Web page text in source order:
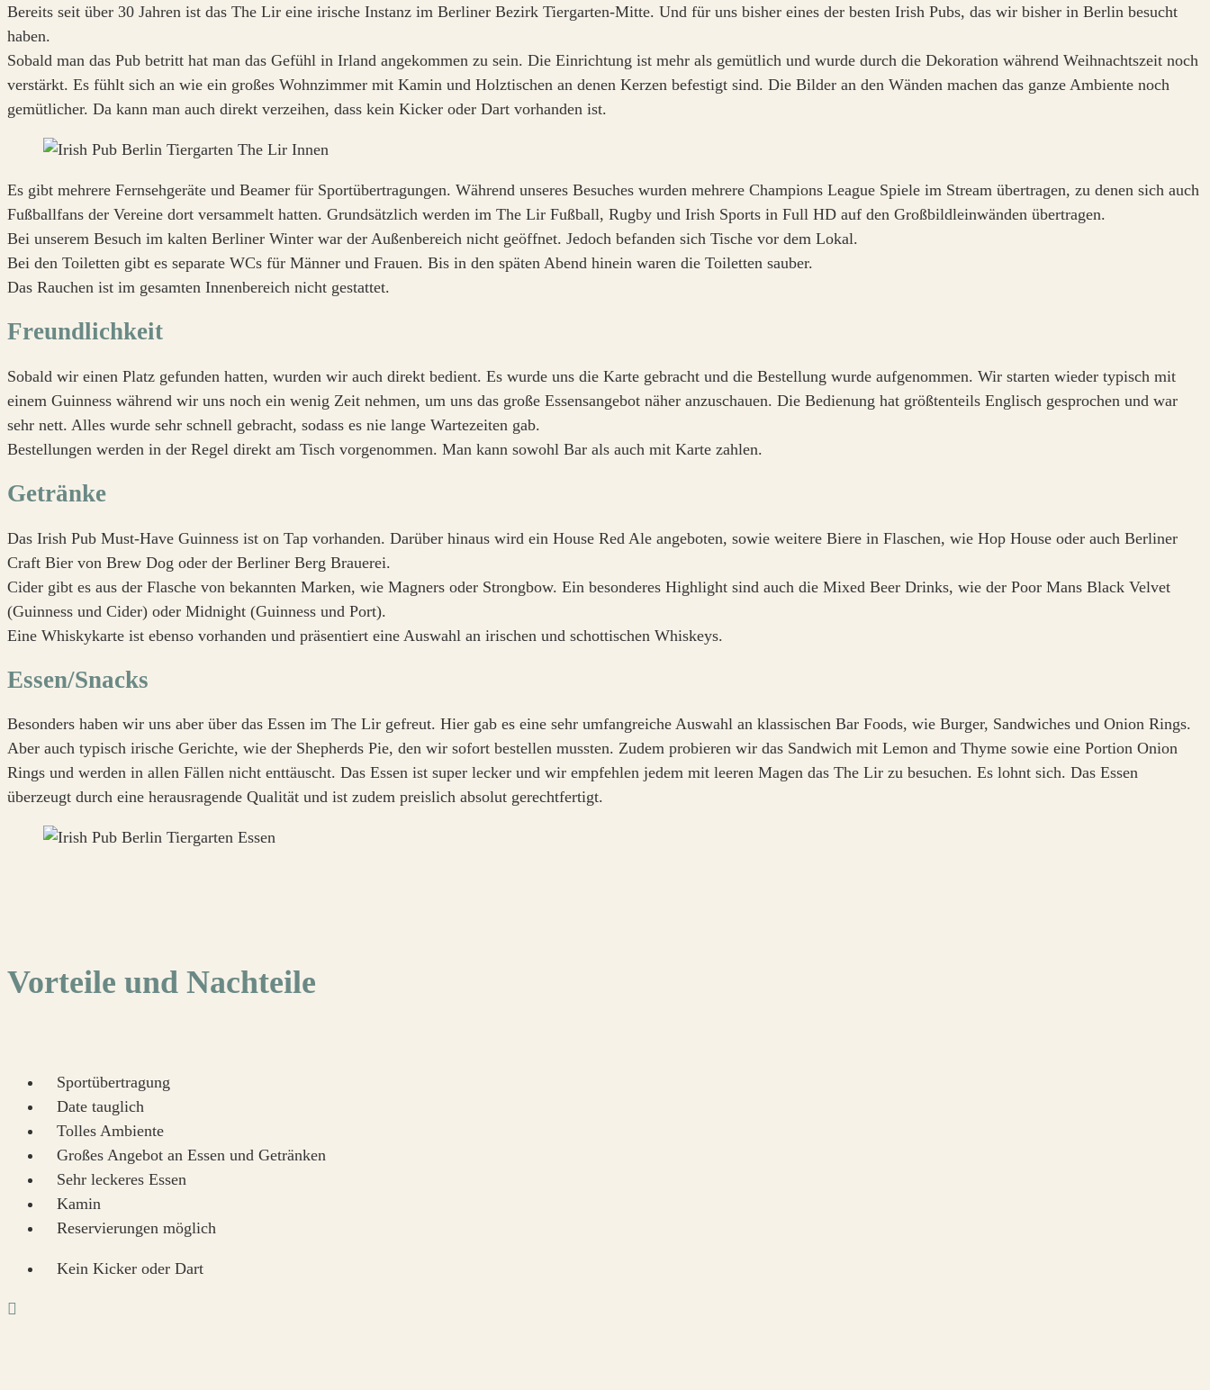
Bereits seit über 30 Jahren ist das The Lir eine irische Instanz im Berliner Bezirk Tiergarten-Mitte. Und für uns bisher eines der besten Irish Pubs, das wir bisher in Berlin besucht
haben.
Sobald man das Pub betritt hat man das Gefühl in Irland angekommen zu sein. Die Einrichtung ist mehr als gemütlich und wurde durch die Dekoration während Weihnachtszeit noch
verstärkt. Es fühlt sich an wie ein großes Wohnzimmer mit Kamin und Holztischen an denen Kerzen befestigt sind. Die Bilder an den Wänden machen das ganze Ambiente noch
gemütlicher. Da kann man auch direkt verzeihen, dass kein Kicker oder Dart vorhanden ist.
Es gibt mehrere Fernsehgeräte und Beamer für Sportübertragungen. Während unseres Besuches wurden mehrere Champions League Spiele im Stream übertragen, zu denen sich auch
Fußballfans der Vereine dort versammelt hatten. Grundsätzlich werden im The Lir Fußball, Rugby und Irish Sports in Full HD auf den Großbildleinwänden übertragen.
Bei unserem Besuch im kalten Berliner Winter war der Außenbereich nicht geöffnet. Jedoch befanden sich Tische vor dem Lokal.
Bei den Toiletten gibt es separate WCs für Männer und Frauen. Bis in den späten Abend hinein waren die Toiletten sauber.
Das Rauchen ist im gesamten Innenbereich nicht gestattet.
Freundlichkeit
Sobald wir einen Platz gefunden hatten, wurden wir auch direkt bedient. Es wurde uns die Karte gebracht und die Bestellung wurde aufgenommen. Wir starten wieder typisch mit
einem Guinness während wir uns noch ein wenig Zeit nehmen, um uns das große Essensangebot näher anzuschauen. Die Bedienung hat größtenteils Englisch gesprochen und war
sehr nett. Alles wurde sehr schnell gebracht, sodass es nie lange Wartezeiten gab.
Bestellungen werden in der Regel direkt am Tisch vorgenommen. Man kann sowohl Bar als auch mit Karte zahlen.
Getränke
Das Irish Pub Must-Have Guinness ist on Tap vorhanden. Darüber hinaus wird ein House Red Ale angeboten, sowie weitere Biere in Flaschen, wie Hop House oder auch Berliner
Craft Bier von Brew Dog oder der Berliner Berg Brauerei.
Cider gibt es aus der Flasche von bekannten Marken, wie Magners oder Strongbow. Ein besonderes Highlight sind auch die Mixed Beer Drinks, wie der Poor Mans Black Velvet
(Guinness und Cider) oder Midnight (Guinness und Port).
Eine Whiskykarte ist ebenso vorhanden und präsentiert eine Auswahl an irischen und schottischen Whiskeys.
Essen/Snacks
Besonders haben wir uns aber über das Essen im The Lir gefreut. Hier gab es eine sehr umfangreiche Auswahl an klassischen Bar Foods, wie Burger, Sandwiches und Onion Rings.
Aber auch typisch irische Gerichte, wie der Shepherds Pie, den wir sofort bestellen mussten. Zudem probieren wir das Sandwich mit Lemon and Thyme sowie eine Portion Onion
Rings und werden in allen Fällen nicht enttäuscht. Das Essen ist super lecker und wir empfehlen jedem mit leeren Magen das The Lir zu besuchen. Es lohnt sich. Das Essen
überzeugt durch eine herausragende Qualität und ist zudem preislich absolut gerechtfertigt.
Vorteile und Nachteile
Sportübertragung
Date tauglich
Tolles Ambiente
Großes Angebot an Essen und Getränken
Sehr leckeres Essen
Kamin
Reservierungen möglich
Kein Kicker oder Dart